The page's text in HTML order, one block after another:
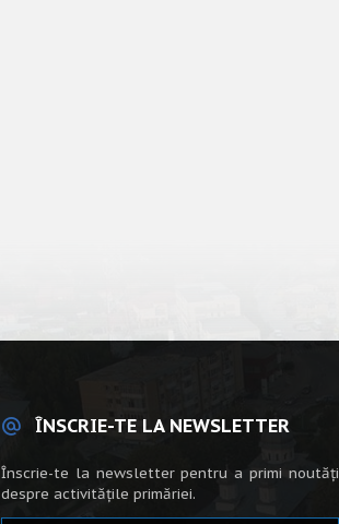
ÎNSCRIE-TE LA NEWSLETTER
Înscrie-te la newsletter pentru a primi noutăți
despre activitățile primăriei.